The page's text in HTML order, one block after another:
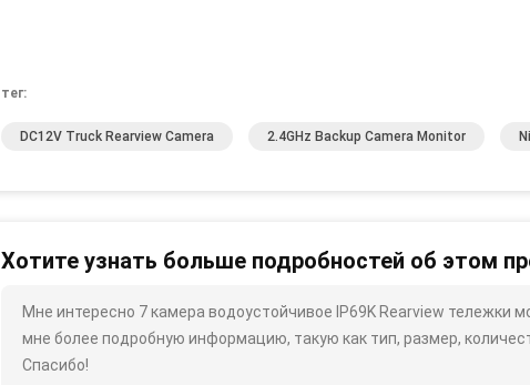
тег:
DC12V Truck Rearview Camera 2.4GHz Backup Camera Monitor
Хотите узнать больше подробностей об этом
Мне интересно 7 камера водоустойчивое IP69K Rearview тележки
мне более подробную информацию, такую ​​как тип, размер,
Спасибо!